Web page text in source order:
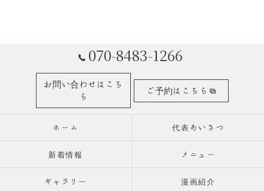
070-8483-1266
お問い合わせはこち
ら
ご予約はこちら
ホーム 代表あいさつ
新着情報 メニュー
ギャラリー 漫画紹介